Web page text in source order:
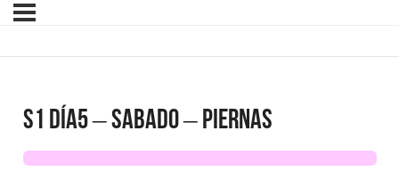
S1 Día5 – SABADO – Piernas